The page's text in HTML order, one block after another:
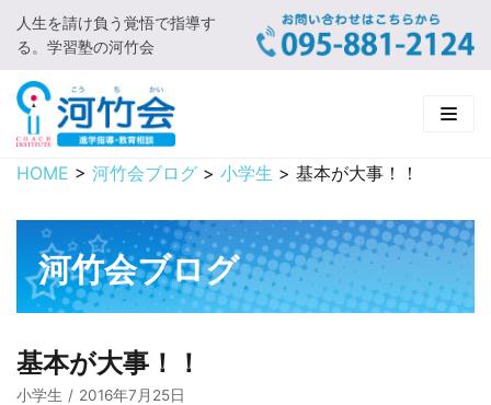
コ
ン
テ
ン
ツ
に
キ
プ
人生を請け負う覚悟で指導す
る。学習塾の河竹会
HOME
新着情報
□ お知らせ
河竹会について
□ 河竹会について
□ 小学部
実 績
HOME > 河竹会ブログ > 小学生 > 基本が大事！！
河竹会ブログ
基本が大事！！
小学生 2016年7月25日